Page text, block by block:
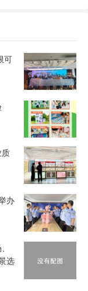
可
质
办
选